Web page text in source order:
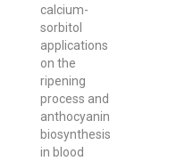
calcium-
sorbitol
applications
on the
ripening
process and
anthocyanin
biosynthesis
in blood